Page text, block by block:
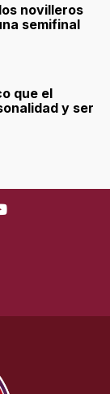
novilleros
semifinal
que el
y ser